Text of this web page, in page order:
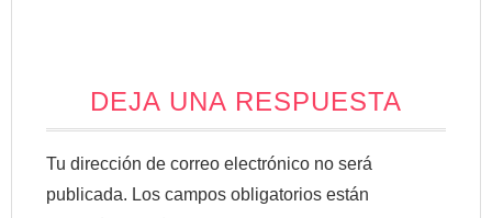
DEJA UNA RESPUESTA
Tu dirección de correo electrónico no será
publicada. Los campos obligatorios están